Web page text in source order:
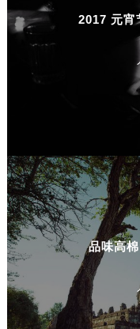
2017 元宵
品味高